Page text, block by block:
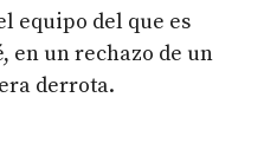
equipo del que es
en un rechazo de un
derrota.